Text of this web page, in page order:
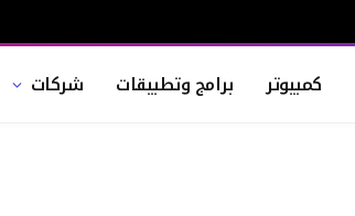
كمبيوتر برامج وتطبيقات شركات